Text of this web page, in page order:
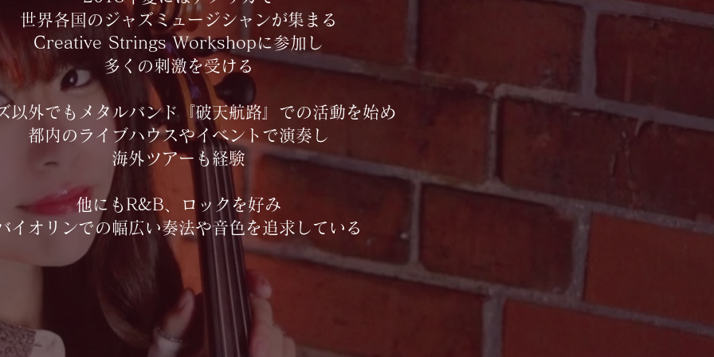
世界各国のジャズミュージシャンが集まる
Creative Strings Workshopに参加し
多くの刺激を受ける
以外でもメタルバンド『破天航路』での活動を始め
都内のライブハウスやイベントで演奏し
海外ツアーも経験
他にもR&B、ロックを好み
イオリンでの幅広い奏法や音色を追求している